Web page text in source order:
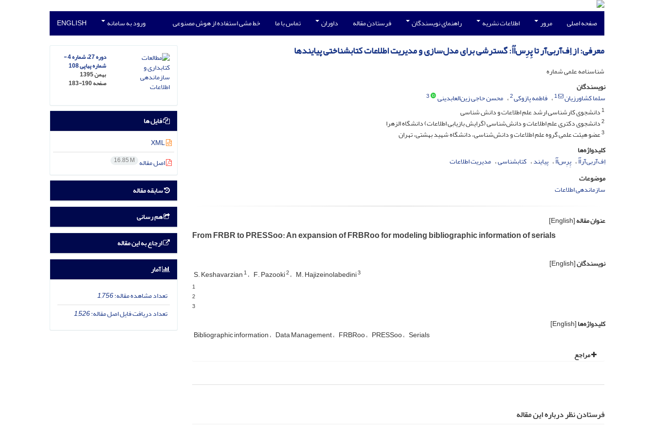
صفحه اصلی مرور اطلاعات نشریه راهنمای نویسندگان فرستادن مقاله داوران تماس با ما خط مشی استفاده از هوش مصنوعی ورود به سامانه ENGLISH
معرفی: از اِف‌آربی‌آر تا پِرِس‌اُاُ: گسترشی برای مدل‌سازی و مدیریت اطلاعات کتابشناختی پیایندها
شناسنامه علمی شماره
نویسندگان
سلما کشاورزیان
1 فاطمه پازوکی2 محسن حاجی زین‌العابدینی
3
1دانشجوی کارشناسی ارشد علم اطلاعات و دانش شناسی
2دانشجوی دکتری علم اطلاعات و دانش‌شناسی (گرایش بازیابی اطلاعات) دانشگاه الزهرا
3عضو هیئت علمی گروه علم اطلاعات و دانش‌شناسی، دانشگاه شهید بهشتی، تهران
کلیدواژه‌ها
اِف‌آربی‌آراُاُ پِرِس‌اُاُ پیایند کتابشناسی مدیریت اطلاعات
موضوعات
سازماندهی اطلاعات
عنوان مقاله[English]
From FRBR to PRESSoo: An expansion of FRBRoo for modeling bibliographic information of serials
نویسندگان[English]
S. Keshavarzian1 F. Pazooki2 M. Hajizeinolabedini3
1
2
3
کلیدواژه‌ها[English]
Bibliographic information Data Management FRBRoo PRESSoo Serials
مراجع
فرستادن نظر درباره این مقاله
دوره 27، شماره 4 -
شماره پیاپی 108
بهمن 1395
صفحه183-190
فایل ها
XML
اصل مقاله 16.85 M
سابقه مقاله
هم رسانی
ارجاع به این مقاله
آمار
تعداد مشاهده مقاله:1,756
تعداد دریافت فایل اصل مقاله:1,526